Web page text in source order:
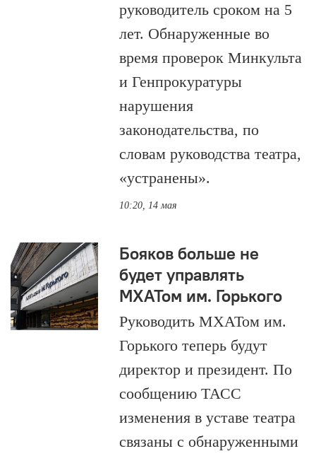
руководитель сроком на 5
лет. Обнаруженные во
время проверок Минкульта
и Генпрокуратуры
нарушения
законодательства, по
словам руководства театра,
«устранены».
10:20, 14 мая
Бояков больше не
будет управлять
МХАТом им. Горького
Руководить МХАТом им.
Горького теперь будут
директор и президент. По
сообщению ТАСС
изменения в уставе театра
связаны с обнаруженными